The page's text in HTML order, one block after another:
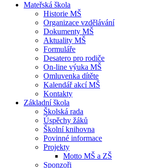
Mateřská škola
Historie MŠ
Organizace vzdělávání
Dokumenty MŠ
Aktuality MŠ
Formuláře
Desatero pro rodiče
On-line výuka MŠ
Omluvenka dítěte
Kalendář akcí MŠ
Kontakty
Základní škola
Školská rada
Úspěchy žáků
Školní knihovna
Povinné informace
Projekty
Motto MŠ a ZŠ
Sponzoři